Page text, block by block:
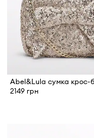
2149 грн